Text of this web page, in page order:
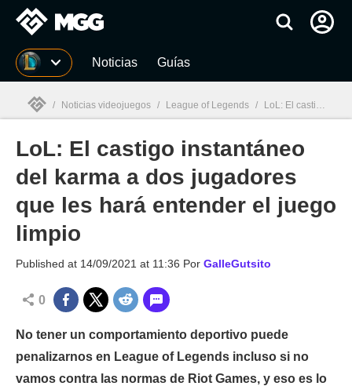
MGG Noticias Guías
MGG
/ Noticias videojuegos / League of Legends / LoL: El castigo instantáneo del karma a dos jugadores que les hará entender el juego limpio
LoL: El castigo instantáneo
del karma a dos jugadores
que les hará entender el juego
limpio
Published at 14/09/2021 at 11:36 Por GalleGutsito
0
No tener un comportamiento deportivo puede
penalizarnos en League of Legends incluso si no
vamos contra las normas de Riot Games, y eso es lo